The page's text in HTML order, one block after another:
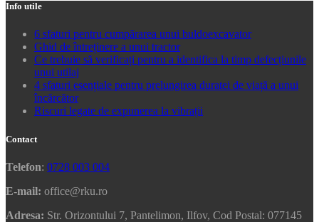
Info utile
6 sfaturi pentru cumpărarea unui buldoexcavator
Ghid de întreținere a unui tractor
Ce trebuie să verificați pentru a identifica la timp defecțiunile
unui utilaj
4 sfaturi esențiale pentru prelungirea duratei de viață a unui
încărcător
Riscuri legate de expunerea la vibrații
Contact
Telefon: 0728 003 004
E-mail: office@rku.ro
Adresa: Str. Orizontului 7, Pantelimon, Ilfov, Cod Postal: 077145